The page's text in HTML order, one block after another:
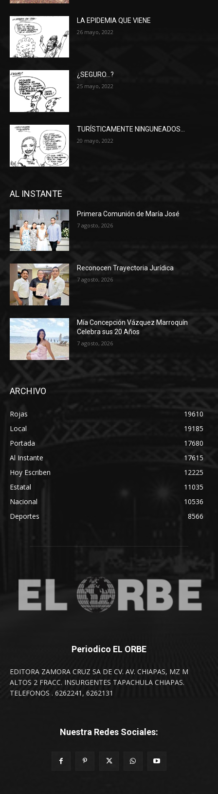
LA EPIDEMIA QUE VIENE
26 mayo, 2022
¿SEGURO…?
25 mayo, 2022
TURÍSTICAMENTE NINGUNEADOS…
20 mayo, 2022
AL INSTANTE
Primera Comunión de María José
7 agosto, 2026
Reconocen Trayectoria Jurídica
7 agosto, 2026
Mía Concepción Vázquez Marroquín
Celebra sus 20 Años
7 agosto, 2026
ARCHIVO
Rojas
19610
Local
19185
Portada
17680
Al Instante
17615
Hoy Escriben
12225
Estatal
11035
Nacional
10536
Deportes
8566
Periodico EL ORBE
EDITORA ZAMORA CRUZ SA DE CV. AV. CHIAPAS, MZ M
ALTOS 2 FRACC. INSURGENTES TAPACHULA CHIAPAS.
TELEFONOS . 6262241, 6262131
Nuestra Redes Sociales: